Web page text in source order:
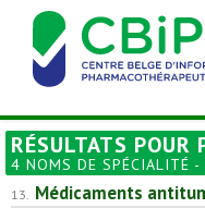
RÉSULTATS POUR
4 NOMS DE SPÉCIALITÉ -
13. Médicaments